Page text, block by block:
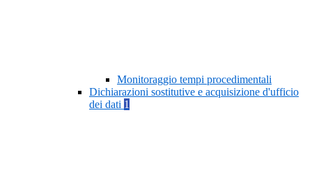
Monitoraggio tempi procedimentali
Dichiarazioni sostitutive e acquisizione d'ufficio
dei dati 1